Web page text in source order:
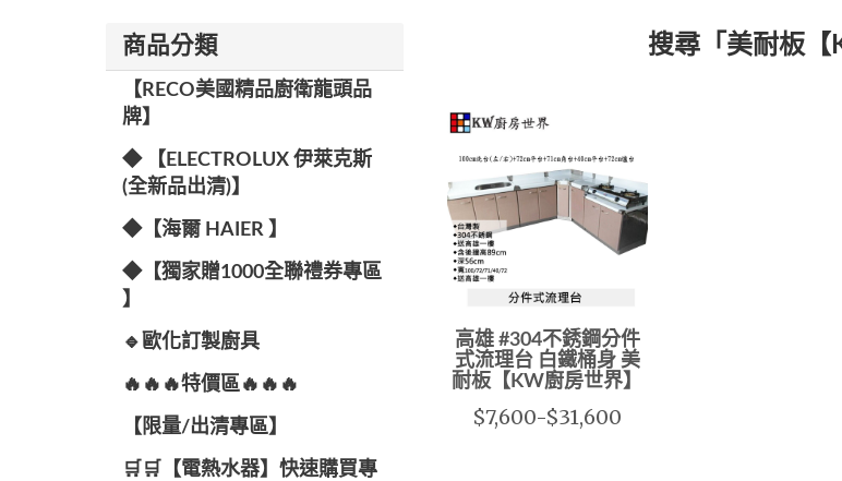
商品分類
【RECO美國精品廚衛龍頭品
牌】
◆ 【ELECTROLUX 伊萊克斯
(全新品出清)】
◆【海爾 HAIER 】
◆【獨家贈1000全聯禮券專區
】
🔹歐化訂製廚具
🔥🔥🔥特價區🔥🔥🔥
【限量/出清專區】
🛒🛒【電熱水器】快速購買專
搜尋「美耐板【
高雄 #304不銹鋼分件
式流理台 白鐵桶身 美
耐板【KW廚房世界】
$7,600-$31,600